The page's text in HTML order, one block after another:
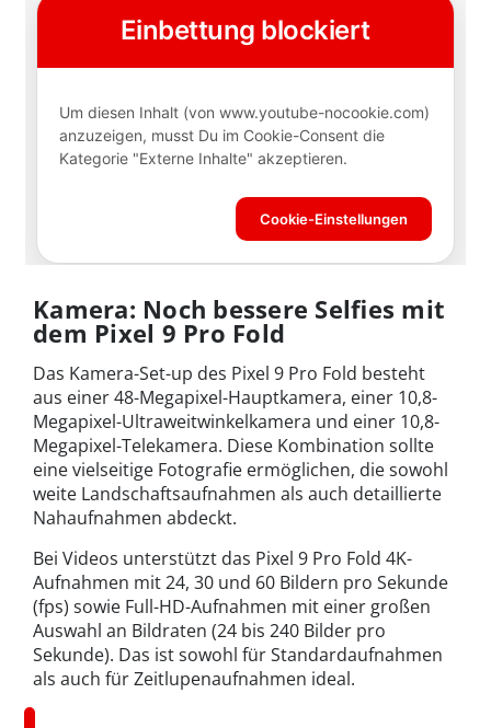
Kamera: Noch bessere Selfies mit
dem Pixel 9 Pro Fold
Das Kamera-Set-up des Pixel 9 Pro Fold besteht
aus einer 48-Megapixel-Hauptkamera, einer 10,8-
Megapixel-Ultraweitwinkelkamera und einer 10,8-
Megapixel-Telekamera. Diese Kombination sollte
eine vielseitige Fotografie ermöglichen, die sowohl
weite Landschaftsaufnahmen als auch detaillierte
Nahaufnahmen abdeckt.
Bei Videos unterstützt das Pixel 9 Pro Fold 4K-
Aufnahmen mit 24, 30 und 60 Bildern pro Sekunde
(fps) sowie Full-HD-Aufnahmen mit einer großen
Auswahl an Bildraten (24 bis 240 Bilder pro
Sekunde). Das ist sowohl für Standardaufnahmen
als auch für Zeitlupenaufnahmen ideal.